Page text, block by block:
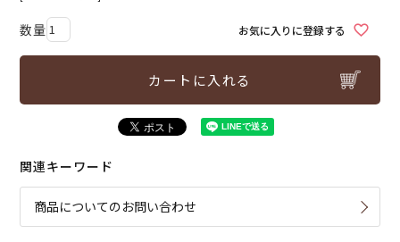
お気に入りに登録する
カートに入れる
関連キーワード
商品についてのお問い合わせ